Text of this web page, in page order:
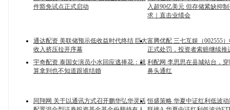
件豁免试点正式启动
入超90亿美元 但存储紧缺抑
求｜直击业绩会
通达配资 美联储预示低收益时代终结 巨大
收入挤压拉开序幕
富腾优配 三七互娱（002555
正式处罚，投资者索赔继续推
宇奇配资 泰国女演员小水回应逃捧花：就
算拿到也不知道跟谁结婚
利配网 李思思在县城站台，
鼻头通红
同翔网 关于以通讯方式召开鹏华弘华灵活 恒盛策略 华夏中证红利低波